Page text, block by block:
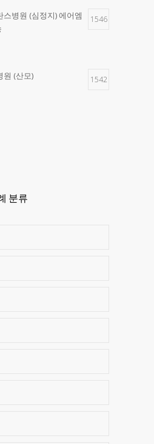
병원 (심정지) 에어엠
1546
원 (산모) 1542
분류